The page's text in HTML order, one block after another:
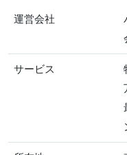
運営会社
サービス